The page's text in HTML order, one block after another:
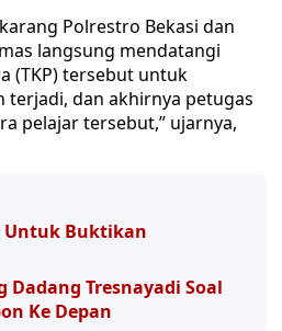
Polrestro Bekasi dan
langsung mendatangi
(TKP) tersebut untuk
terjadi, dan akhirnya petugas
pelajar tersebut,” ujarnya,
Untuk Buktikan
Dadang Tresnayadi Soal
Ke Depan